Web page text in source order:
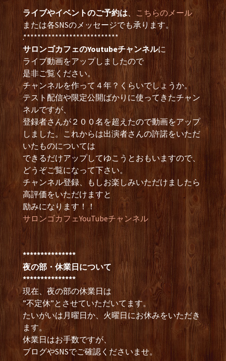
ライブやイベントのご予約は、 こちらのメール
または各SNSのメッセージでも承ります。
.***************************
サロンゴカフェのYoutubeチャンネルに
ライブ動画をアップしましたので
是非ご覧ください。
チャンネルを作って４年？くらいでしょうか。
テスト配信や限定公開ばかりに使ってきたチャン
ネルですが、
登録者さんが２００名を超えたので動画をアップ
しました。これからは出演者さんの許諾をいただ
いたものについては
できるだけアップしてゆこうとおもいますので、
どうぞご覧になって下さい。
チャンネル登録、もしお楽しみいただけましたら
高評価をいただけますと
励みになります！！
サロンゴカフェYouTubeチャンネル
***************
夜の部・休業日について
***************
現在、夜の部の休業日は
”不定休”とさせていただいてます。
たいがいは月曜日か、火曜日にお休みをいただき
ます。
休業日はお手数ですが、
ブログやSNSでご確認くださいませ。